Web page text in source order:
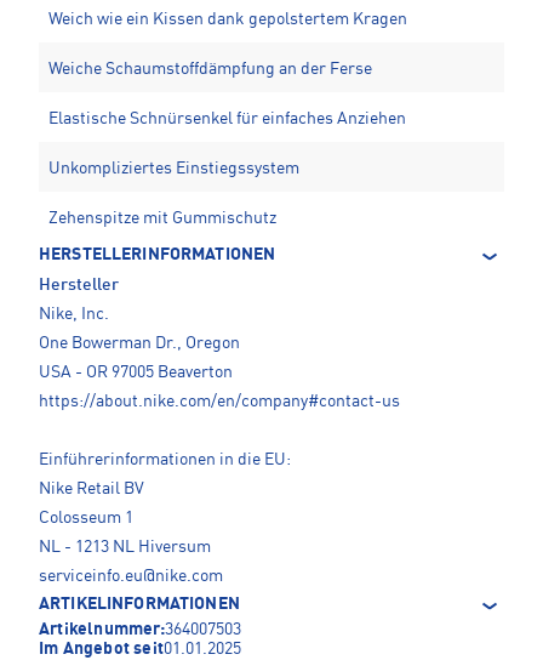
Weich wie ein Kissen dank gepolstertem Kragen
Weiche Schaumstoffdämpfung an der Ferse
Elastische Schnürsenkel für einfaches Anziehen
Unkompliziertes Einstiegssystem
Zehenspitze mit Gummischutz
HERSTELLERINFORMATIONEN
Hersteller
Nike, Inc.
One Bowerman Dr., Oregon
USA - OR 97005 Beaverton
https://about.nike.com/en/company#contact-us
Einführerinformationen in die EU:
Nike Retail BV
Colosseum 1
NL - 1213 NL Hiversum
serviceinfo.eu@nike.com
ARTIKELINFORMATIONEN
Artikelnummer:364007503
Im Angebot seit01.01.2025